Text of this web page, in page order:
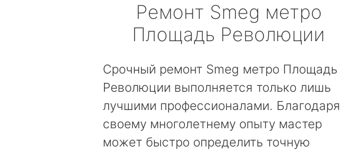
Ремонт Smeg метро
Площадь Революции
Срочный ремонт Smeg метро Площадь
Революции выполняется только лишь
лучшими профессионалами. Благодаря
своему многолетнему опыту мастер
может быстро определить точную